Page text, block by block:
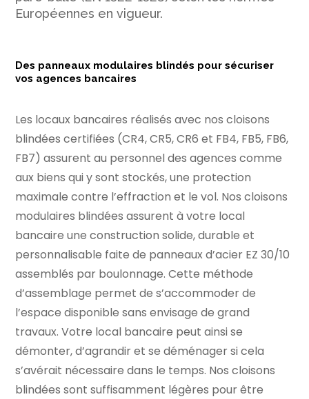
Européennes en vigueur.
Des panneaux modulaires blindés pour sécuriser
vos agences bancaires
Les locaux bancaires réalisés avec nos cloisons
blindées certifiées (CR4, CR5, CR6 et FB4, FB5, FB6,
FB7) assurent au personnel des agences comme
aux biens qui y sont stockés, une protection
maximale contre l’effraction et le vol. Nos cloisons
modulaires blindées assurent à votre local
bancaire une construction solide, durable et
personnalisable faite de panneaux d’acier EZ 30/10
assemblés par boulonnage. Cette méthode
d’assemblage permet de s’accommoder de
l’espace disponible sans envisage de grand
travaux. Votre local bancaire peut ainsi se
démonter, d’agrandir et se déménager si cela
s’avérait nécessaire dans le temps. Nos cloisons
blindées sont suffisamment légères pour être